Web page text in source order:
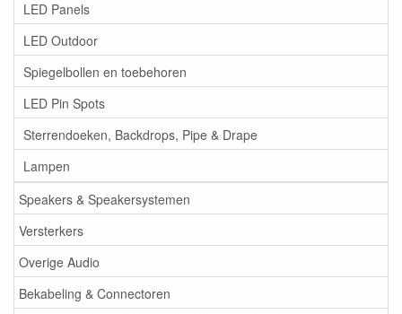
LED Panels
LED Outdoor
Spiegelbollen en toebehoren
LED Pin Spots
Sterrendoeken, Backdrops, Pipe & Drape
Lampen
Speakers & Speakersystemen
Versterkers
Overige Audio
Bekabeling & Connectoren